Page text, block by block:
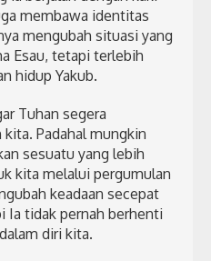
membawa identitas
mengubah situasi yang
Esau, tetapi terlebih
hidup Yakub.
Tuhan segera
Padahal mungkin
sesuatu yang lebih
kita melalui pergumulan
keadaan secepat
Ia tidak pernah berhenti
diri kita.